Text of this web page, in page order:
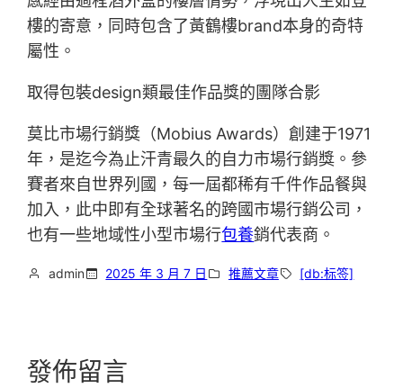
樓的寄意，同時包含了黃鶴樓brand本身的奇特
屬性。
取得包裝design類最佳作品獎的團隊合影
莫比市場行銷獎（Mobius Awards）創建于1971
年，是迄今為止汗青最久的自力市場行銷獎。參
賽者來自世界列國，每一屆都稀有千件作品餐與
加入，此中即有全球著名的跨國市場行銷公司，
也有一些地域性小型市場行包養銷代表商。
admin 2025 年 3 月 7 日 推薦文章 [db:标签]
發佈留言